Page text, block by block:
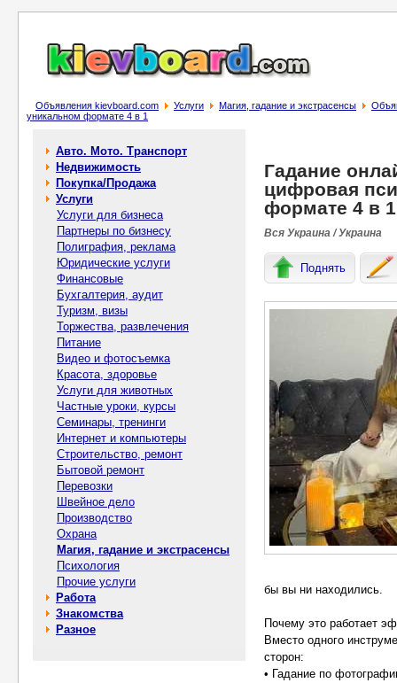
Объявления kievboard.com Услуги Магия, гадание и экстрасенсы
уникальном формате 4 в 1
Авто. Мото. Транспорт
Недвижимость
Покупка/Продажа
Услуги
Услуги для бизнеса
Партнеры по бизнесу
Полиграфия, реклама
Юридические услуги
Финансовые
Бухгалтерия, аудит
Туризм, визы
Торжества, развлечения
Питание
Видео и фотосъемка
Красота, здоровье
Услуги для животных
Частные уроки, курсы
Семинары, тренинги
Интернет и компьютеры
Строительство, ремонт
Бытовой ремонт
Перевозки
Швейное дело
Производство
Охрана
Магия, гадание и экстрасенсы
Психология
Прочие услуги
Работа
Знакомства
Разное
Гадание
цифровая
формате 4 в 1
Вся Украина / Украина
Поднять
бы вы ни находились.
Почему это работает
Вместо одного
сторон:
• Гадание по